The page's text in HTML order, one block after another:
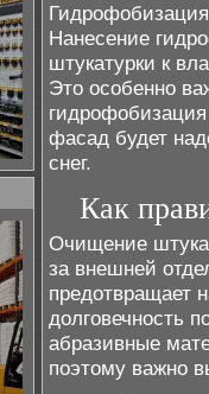
Нанесение
штукатурки к
Это особенно
гидрофобизация
фасад будет
снег.
Как
Очищение
за внешней
предотвращает
долговечность
абразивные
поэтому важно